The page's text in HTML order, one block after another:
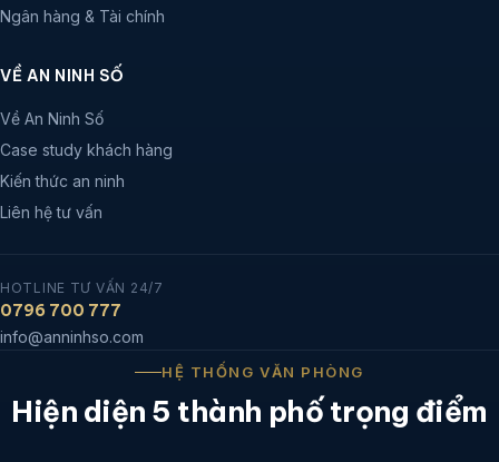
Ngân hàng & Tài chính
VỀ AN NINH SỐ
Về An Ninh Số
Case study khách hàng
Kiến thức an ninh
Liên hệ tư vấn
HOTLINE TƯ VẤN 24/7
0796 700 777
info@anninhso.com
HỆ THỐNG VĂN PHÒNG
Hiện diện 5 thành phố trọng điểm